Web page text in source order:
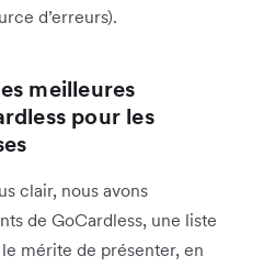
d’erreurs).
meilleures
pour les
clair, nous avons
de GoCardless, une liste
mérite de présenter, en